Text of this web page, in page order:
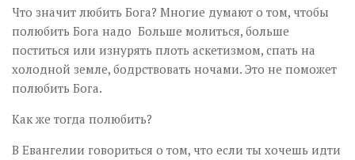
Что значит любить Бога? Многие думают о том, чтобы
полюбить Бога надо Больше молиться, больше
поститься или изнурять плоть аскетизмом, спать на
холодной земле, бодрствовать ночами. Это не поможет
полюбить Бога.
Как же тогда полюбить?
В Евангелии говориться о том, что если ты хочешь идти